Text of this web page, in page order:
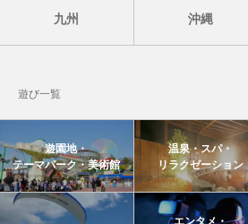
九州 沖縄
遊び一覧
遊園地・
テーマパーク・美術館
温泉・スパ・
リラクゼーション
エンタメ・